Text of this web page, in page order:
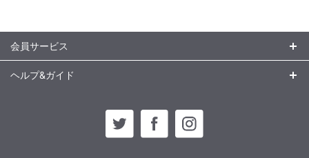
会員サービス
ヘルプ&ガイド